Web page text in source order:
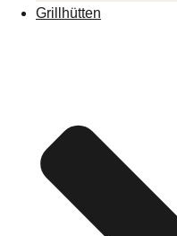
Grillhütten